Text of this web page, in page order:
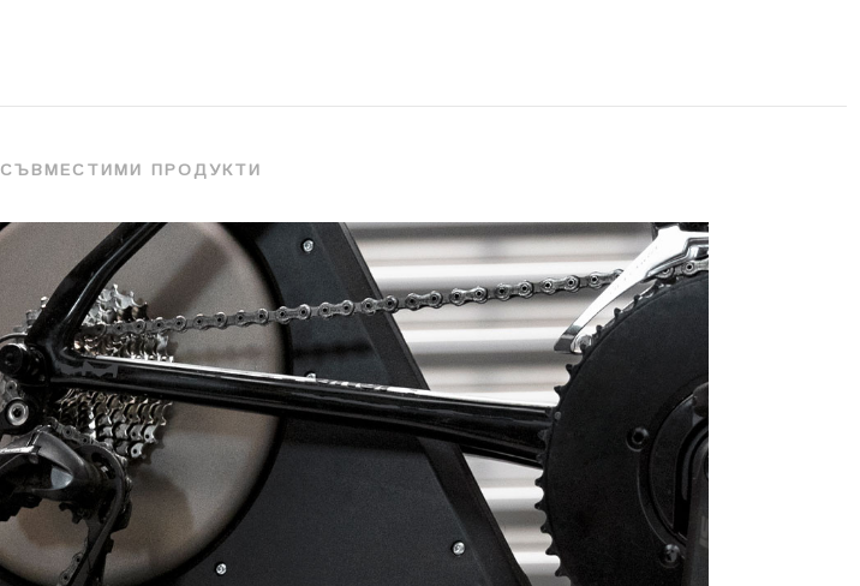
СЪВМЕСТИМИ ПРОДУКТИ